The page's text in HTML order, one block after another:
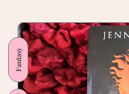
Fantasy